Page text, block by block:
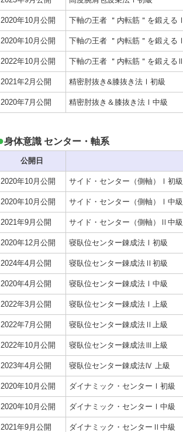
2020年10月公開 下軸の王者 ＂内転筋＂を鍛える
2020年10月公開 下軸の王者 ＂内転筋＂を鍛える
2022年10月公開 下軸の王者 ＂内転筋＂を鍛える
2021年2月公開 精密肘抜き&膝抜き法Ⅰ初級
2020年7月公開 精密肘抜き＆膝抜き法Ⅰ中級
身体意識 センター・軸系
公開日
2020年10月公開 サイド・センター（側軸）Ⅰ初級
2020年10月公開 サイド・センター（側軸）Ⅰ中級
2021年9月公開 サイド・センター（側軸）Ⅱ中級
2020年12月公開 寝臥位センター錬成法Ⅰ初級
2024年4月公開 寝臥位センター錬成法Ⅱ初級
2020年4月公開 寝臥位センター錬成法Ⅰ中級
2022年3月公開 寝臥位センター錬成法Ⅰ上級
2022年7月公開 寝臥位センター錬成法Ⅱ上級
2022年10月公開 寝臥位センター錬成法Ⅲ上級
2023年4月公開 寝臥位センター錬成法Ⅳ 上級
2020年10月公開 ダイナミック・センターⅠ初級
2020年10月公開 ダイナミック・センターⅠ中級
2021年9月公開 ダイナミック・センターⅡ中級